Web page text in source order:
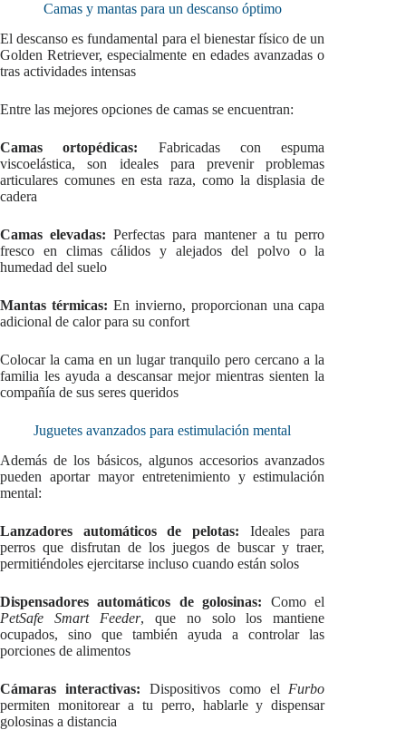
Camas y mantas para un descanso óptimo
El descanso es fundamental para el bienestar físico de un
Golden Retriever, especialmente en edades avanzadas o
tras actividades intensas
Entre las mejores opciones de camas se encuentran:
Camas ortopédicas: Fabricadas con espuma
viscoelástica, son ideales para prevenir problemas
articulares comunes en esta raza, como la displasia de
cadera
Camas elevadas: Perfectas para mantener a tu perro
fresco en climas cálidos y alejados del polvo o la
humedad del suelo
Mantas térmicas: En invierno, proporcionan una capa
adicional de calor para su confort
Colocar la cama en un lugar tranquilo pero cercano a la
familia les ayuda a descansar mejor mientras sienten la
compañía de sus seres queridos
Juguetes avanzados para estimulación mental
Además de los básicos, algunos accesorios avanzados
pueden aportar mayor entretenimiento y estimulación
mental:
Lanzadores automáticos de pelotas: Ideales para
perros que disfrutan de los juegos de buscar y traer,
permitiéndoles ejercitarse incluso cuando están solos
Dispensadores automáticos de golosinas: Como el
PetSafe Smart Feeder, que no solo los mantiene
ocupados, sino que también ayuda a controlar las
porciones de alimentos
Cámaras interactivas: Dispositivos como el Furbo
permiten monitorear a tu perro, hablarle y dispensar
golosinas a distancia